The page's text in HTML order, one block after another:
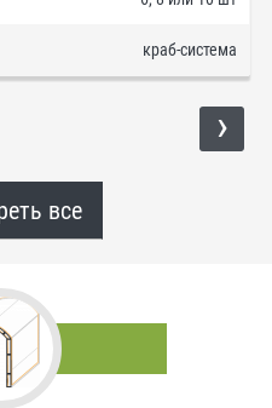
краб-система
›
все